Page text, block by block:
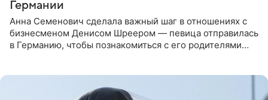
Германии
Анна Семенович сделала важный шаг в отношениях с
бизнесменом Денисом Шреером — певица отправилась
в Германию, чтобы познакомиться с его родителями